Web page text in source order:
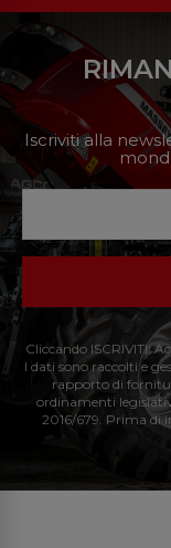
Iscriviti alla
Cliccando ISCRIVITI:
I dati sono raccolti e
rapporto di
ordinamenti
2016/679. Prima di